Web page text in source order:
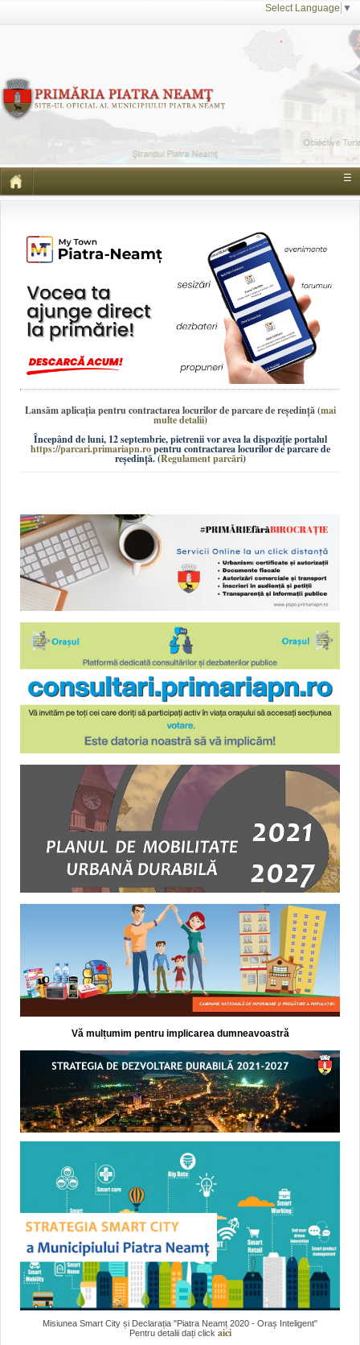
Select Language ▼
☰
Lansăm aplicația pentru contractarea locurilor de parcare de reședință(mai
multe detalii)
Începând de luni, 12 septembrie, pietrenii vor avea la dispoziție portalul
https://parcari.primariapn.ropentru contractarea locurilor de parcare de
reședință. (Regulament parcări)
Vă mulțumim pentru implicarea dumneavoastră
Misiunea Smart City și Declarația "Piatra Neamț 2020 - Oraș Inteligent"
Pentru detalii dați click aici